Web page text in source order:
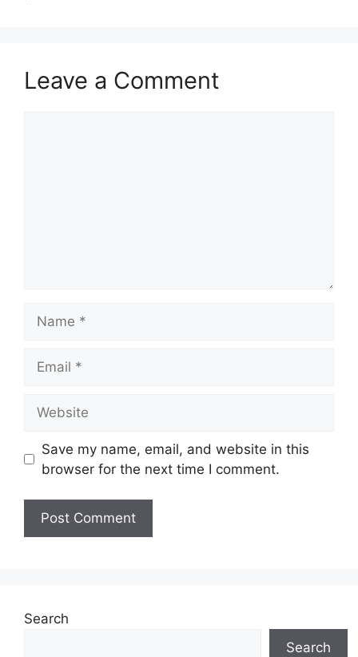
Leave a Comment
Save my name, email, and website in this
browser for the next time I comment.
Search
Search